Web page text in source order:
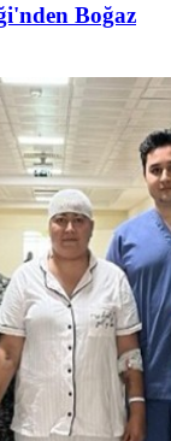
Boğaz